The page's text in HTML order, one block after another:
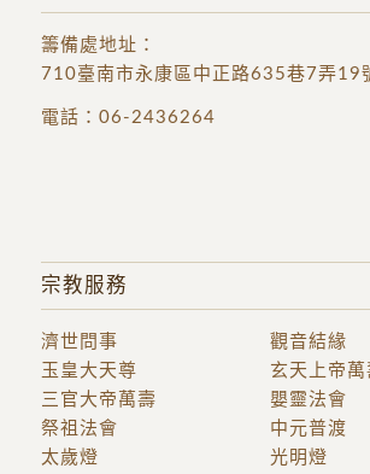
籌備處地址 ：
710臺南市永康區中正路635巷7弄19
電話： 06-2436264
宗教服務
濟世問事
觀音結緣
玉皇大天尊
三官大帝萬壽
玄天上帝萬
嬰靈法會
祭祖法會
中元普渡
太歲燈
光明燈